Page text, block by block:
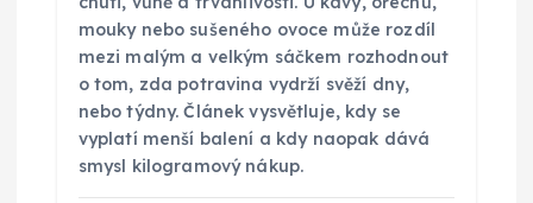
mouky nebo sušeného ovoce může rozdíl
mezi malým a velkým sáčkem rozhodnout
o tom, zda potravina vydrží svěží dny,
nebo týdny. Článek vysvětluje, kdy se
vyplatí menší balení a kdy naopak dává
smysl kilogramový nákup.